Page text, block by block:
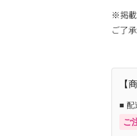
※掲載
ご了
【
■ 配
ご